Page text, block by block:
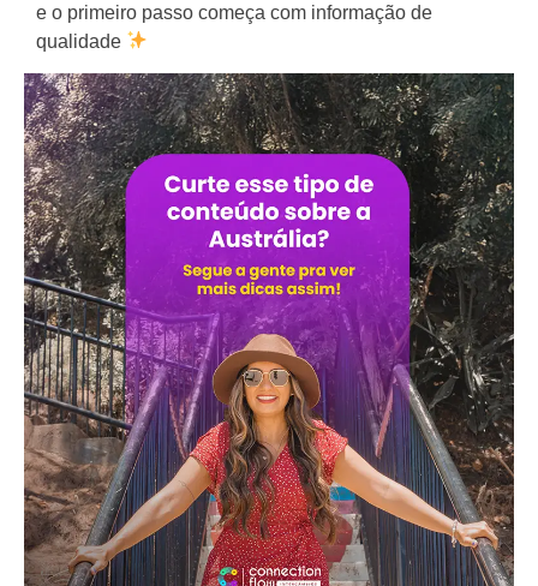
e o primeiro passo começa com informação de
qualidade